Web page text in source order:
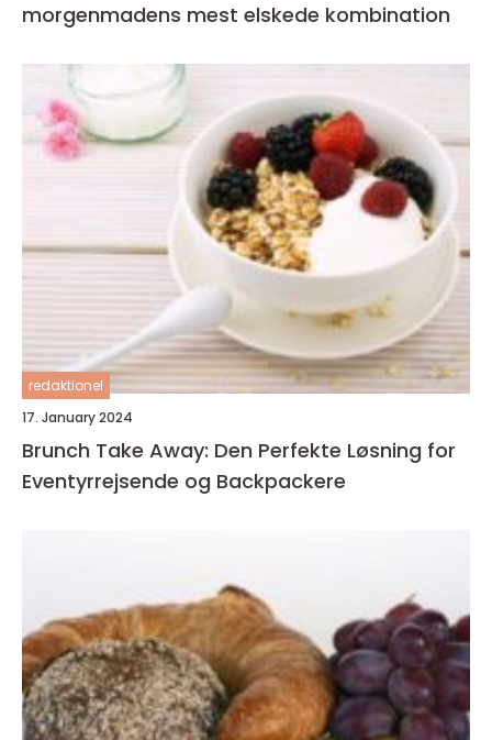
morgenmadens mest elskede kombination
redaktionel
17. January 2024
Brunch Take Away: Den Perfekte Løsning for
Eventyrrejsende og Backpackere